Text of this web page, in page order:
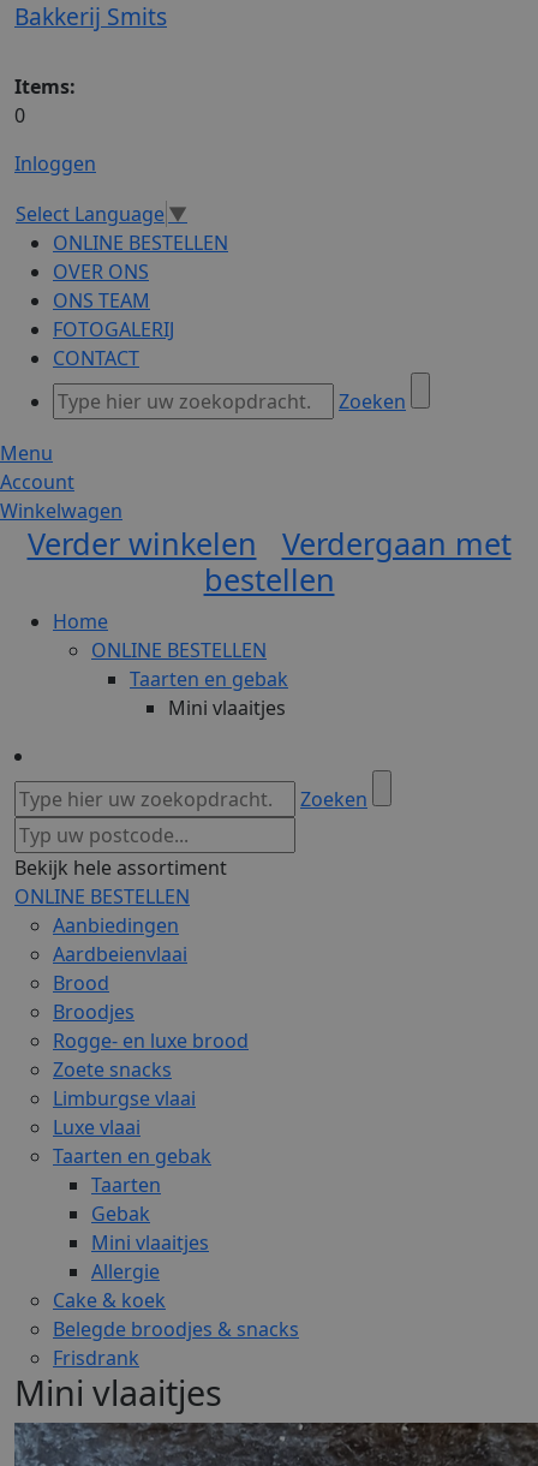
Bakkerij Smits
Items:
0
Inloggen
Select Language▼
ONLINE BESTELLEN
OVER ONS
ONS TEAM
FOTOGALERIJ
CONTACT
Zoeken
Menu
Account
Winkelwagen
Verder winkelen
Verdergaan met
bestellen
Home
ONLINE BESTELLEN
Taarten en gebak
Mini vlaaitjes
Zoeken
Bekijk hele assortiment
ONLINE BESTELLEN
Aanbiedingen
Aardbeienvlaai
Brood
Broodjes
Rogge- en luxe brood
Zoete snacks
Limburgse vlaai
Luxe vlaai
Taarten en gebak
Taarten
Gebak
Mini vlaaitjes
Allergie
Cake & koek
Belegde broodjes & snacks
Frisdrank
Mini vlaaitjes